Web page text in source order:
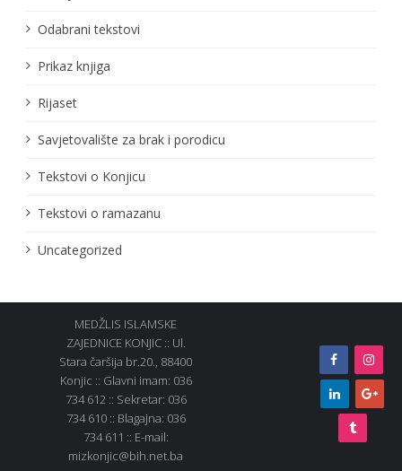
Odabrani tekstovi
Prikaz knjiga
Rijaset
Savjetovalište za brak i porodicu
Tekstovi o Konjicu
Tekstovi o ramazanu
Uncategorized
MEDŽLIS ISLAMSKE
ZAJEDNICE KONJIC :: Ul.
Stara čaršija br.20., 88400
Konjic :: Glavni imam: 036
734 612 :: Sekretar: 036
734 610 :: Blagajna: 036
734 611 :: E-mail:
mizkonjic@bih.net.ba